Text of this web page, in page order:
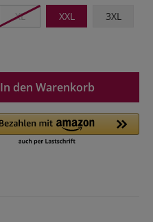
XL XXL 3XL
In den Warenkorb